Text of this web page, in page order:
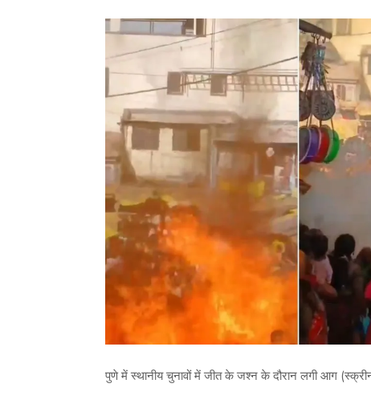
पुणे में स्थानीय चुनावों में जीत के जश्न के दौरान लगी आग